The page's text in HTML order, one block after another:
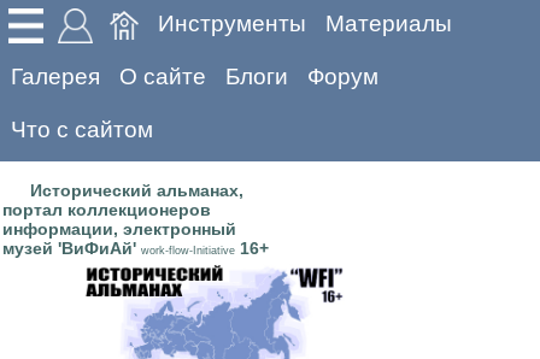
Инструменты Материалы
Галерея О сайте Блоги Форум
Что с сайтом
Исторический альманах,
портал коллекционеров
информации, электронный
музей 'ВиФиАй' work-flow-Initiative 16+